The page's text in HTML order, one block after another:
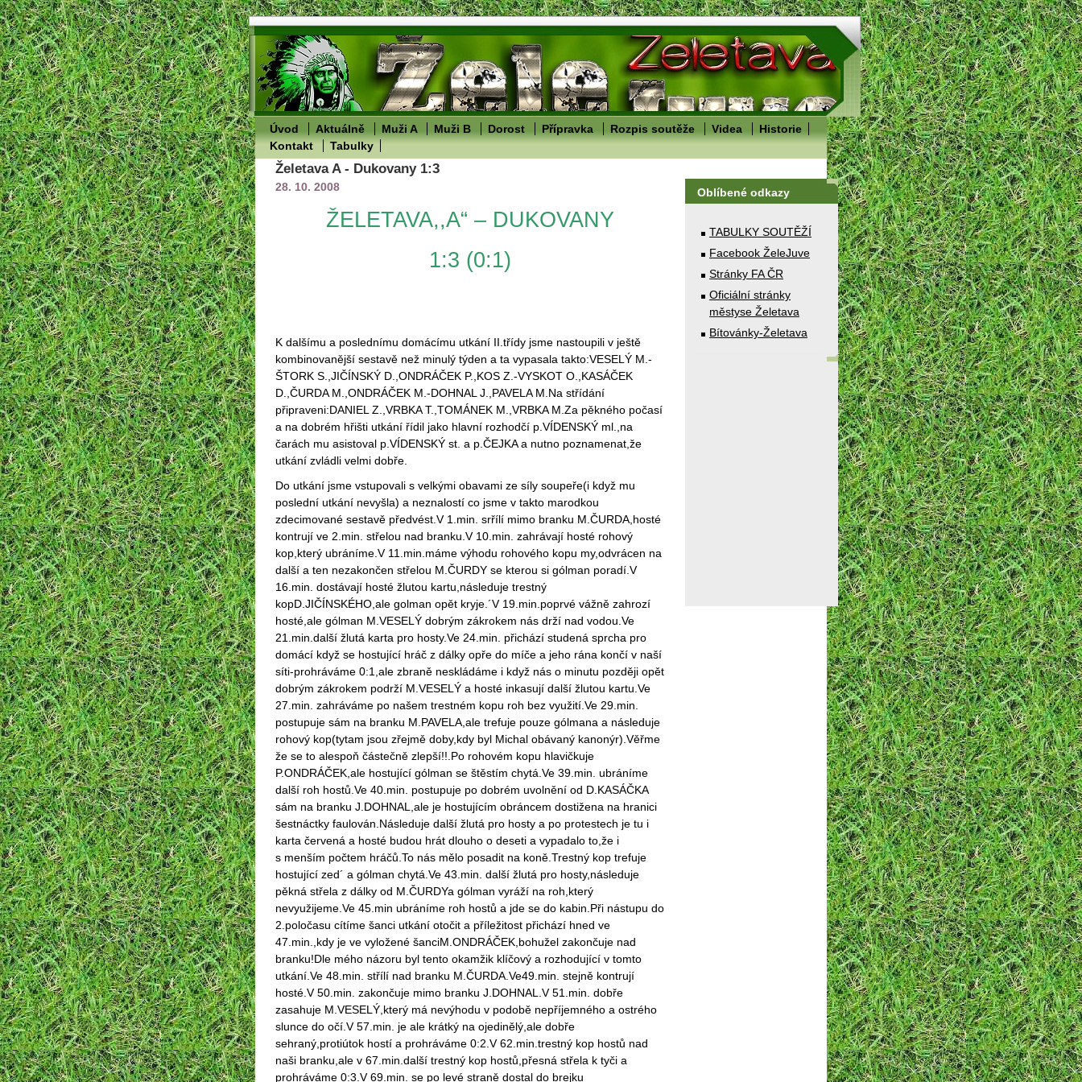
Úvod Aktuálně Muži A Muži B Dorost Přípravka Rozpis soutěže Videa
Historie
Kontakt
Tabulky
Oblíbené odkazy
TABULKY SOUTĚŽÍ
Facebook ŽeleJuve
Stránky FA ČR
Oficiální stránky
městyse Želetava
Bítovánky-Želetava
Želetava A - Dukovany 1:3
28. 10. 2008
ŽELETAVA,,A“ – DUKOVANY
1:3 (0:1)
K dalšímu a poslednímu domácímu utkání II.třídy jsme nastoupili v ještě
kombinovanější sestavě než minulý týden a ta vypasala takto:VESELÝ M.-
ŠTORK S.,JIČÍNSKÝ D.,ONDRÁČEK P.,KOS Z.-VYSKOT O.,KASÁČEK
D.,ČURDA M.,ONDRÁČEK M.-DOHNAL J.,PAVELA M.Na střídání
připraveni:DANIEL Z.,VRBKA T.,TOMÁNEK M.,VRBKA M.Za pěkného počasí
a na dobrém hřišti utkání řídil jako hlavní rozhodčí p.VÍDENSKÝ ml.,na
čarách mu asistoval p.VÍDENSKÝ st. a p.ČEJKA a nutno poznamenat,že
utkání zvládli velmi dobře.
Do utkání jsme vstupovali s velkými obavami ze síly soupeře(i když mu
poslední utkání nevyšla) a neznalostí co jsme v takto marodkou
zdecimované sestavě předvést.V 1.min. srřílí mimo branku M.ČURDA,hosté
kontrují ve 2.min. střelou nad branku.V 10.min. zahrávají hosté rohový
kop,který ubráníme.V 11.min.máme výhodu rohového kopu my,odvrácen na
další a ten nezakončen střelou M.ČURDY se kterou si gólman poradí.V
16.min. dostávají hosté žlutou kartu,následuje trestný
kopD.JIČÍNSKÉHO,ale golman opět kryje.´V 19.min.poprvé vážně zahrozí
hosté,ale gólman M.VESELÝ dobrým zákrokem nás drží nad vodou.Ve
21.min.další žlutá karta pro hosty.Ve 24.min. přichází studená sprcha pro
domácí když se hostující hráč z dálky opře do míče a jeho rána končí v naší
síti-prohráváme 0:1,ale zbraně neskládáme i když nás o minutu později opět
dobrým zákrokem podrží M.VESELÝ a hosté inkasují další žlutou kartu.Ve
27.min. zahráváme po našem trestném kopu roh bez využití.Ve 29.min.
postupuje sám na branku M.PAVELA,ale trefuje pouze gólmana a následuje
rohový kop(tytam jsou zřejmě doby,kdy byl Michal obávaný kanonýr).Věřme
že se to alespoň částečně zlepší!!.Po rohovém kopu hlavičkuje
P.ONDRÁČEK,ale hostující gólman se štěstím chytá.Ve 39.min. ubráníme
další roh hostů.Ve 40.min. postupuje po dobrém uvolnění od D.KASÁČKA
sám na branku J.DOHNAL,ale je hostujícím obráncem dostižena na hranici
šestnáctky faulován.Následuje další žlutá pro hosty a po protestech je tu i
karta červená a hosté budou hrát dlouho o deseti a vypadalo to,že i
s menším počtem hráčů.To nás mělo posadit na koně.Trestný kop trefuje
hostující zed´ a gólman chytá.Ve 43.min. další žlutá pro hosty,následuje
pěkná střela z dálky od M.ČURDYa gólman vyráží na roh,který
nevyužijeme.Ve 45.min ubráníme roh hostů a jde se do kabin.Při nástupu do
2.poločasu cítíme šanci utkání otočit a příležitost přichází hned ve
47.min.,kdy je ve vyložené šanciM.ONDRÁČEK,bohužel zakončuje nad
branku!Dle mého názoru byl tento okamžik klíčový a rozhodující v tomto
utkání.Ve 48.min. střílí nad branku M.ČURDA.Ve49.min. stejně kontrují
hosté.V 50.min. zakončuje mimo branku J.DOHNAL.V 51.min. dobře
zasahuje M.VESELÝ,který má nevýhodu v podobě nepříjemného a ostrého
slunce do očí.V 57.min. je ale krátký na ojedinělý,ale dobře
sehraný,protiútok hostí a prohráváme 0:2.V 62.min.trestný kop hostů nad
naši branku,ale v 67.min.další trestný kop hostů,přesná střela k tyči a
prohráváme 0:3.V 69.min. se po levé straně dostal do brejku